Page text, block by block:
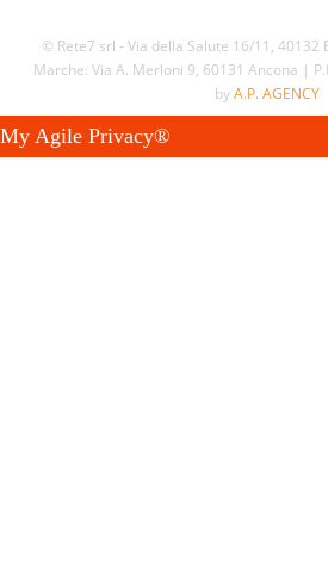
© Rete7 srl - Via della Salute 16/11,
Marche: Via A. Merloni 9, 60131 Ancona |
byA.P. AGENCY
My Agile Privacy®